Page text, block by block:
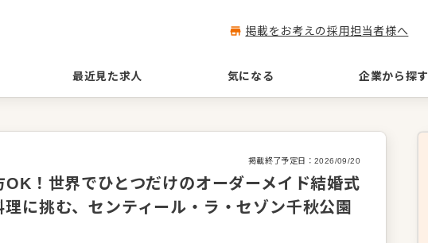
掲載をお考えの採用担当者様へ
最近見た求人 気になる 企業から探す
掲載終了予定日： 2026/09/20
OK！世界でひとつだけのオーダーメイド結婚式
に挑む、センティール・ラ・セゾン千秋公園